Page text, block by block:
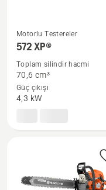
572 XP®
hakkında
daha
fazla
ayrıntı
Motorlu Testereler
572 XP®
Toplam silindir hacmi
70,6 cm³
Güç çıkışı
4,3 kW